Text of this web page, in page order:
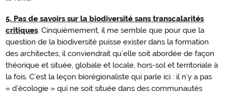
Transcalarités
critiques
5. Pas de savoirs sur la biodiversité sans transcalarités
critiques. Cinquièmement, il me semble que pour que la
question de la biodiversité puisse exister dans la formation
des architectes, il conviendrait qu’elle soit abordée de façon
théorique et située, globale et locale, hors-sol et territoriale à
la fois. C’est la leçon biorégionaliste qui parle ici : il n’y a pas
« d’écologie » qui ne soit située dans des communautés